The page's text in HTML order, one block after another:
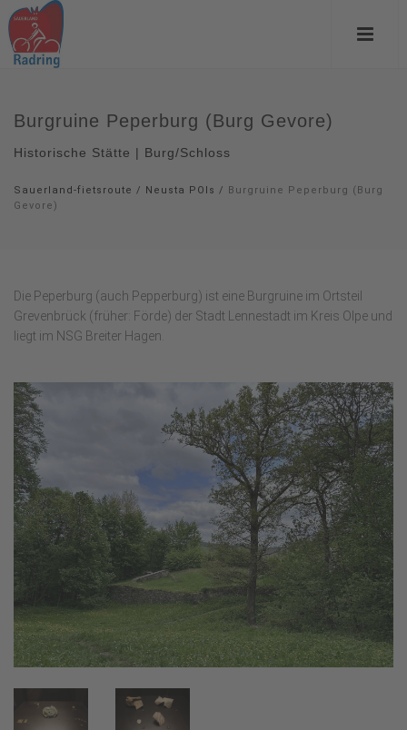
Burgruine Peperburg (Burg Gevore)
Historische Stätte | Burg/Schloss
Sauerland-fietsroute / Neusta POIs / Burgruine Peperburg (Burg
Gevore)
Die Peperburg (auch Pepperburg) ist eine Burgruine im Ortsteil
Grevenbrück (früher: Förde) der Stadt Lennestadt im Kreis Olpe und
liegt im NSG Breiter Hagen.